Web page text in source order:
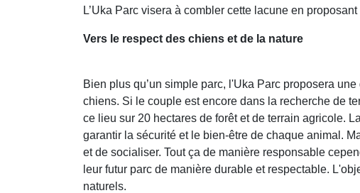
L’Uka Parc visera à combler cette lacune en
Vers le respect des chiens et de la nature
Bien plus qu’un simple parc, l'Uka Parc proposera
chiens. Si le couple est encore dans la recherche de
ce lieu sur 20 hectares de forêt et de terrain agricole.
garantir la sécurité et le bien-être de chaque animal.
et de socialiser. Tout ça de manière responsable
leur futur parc de manière durable et respectable.
naturels.